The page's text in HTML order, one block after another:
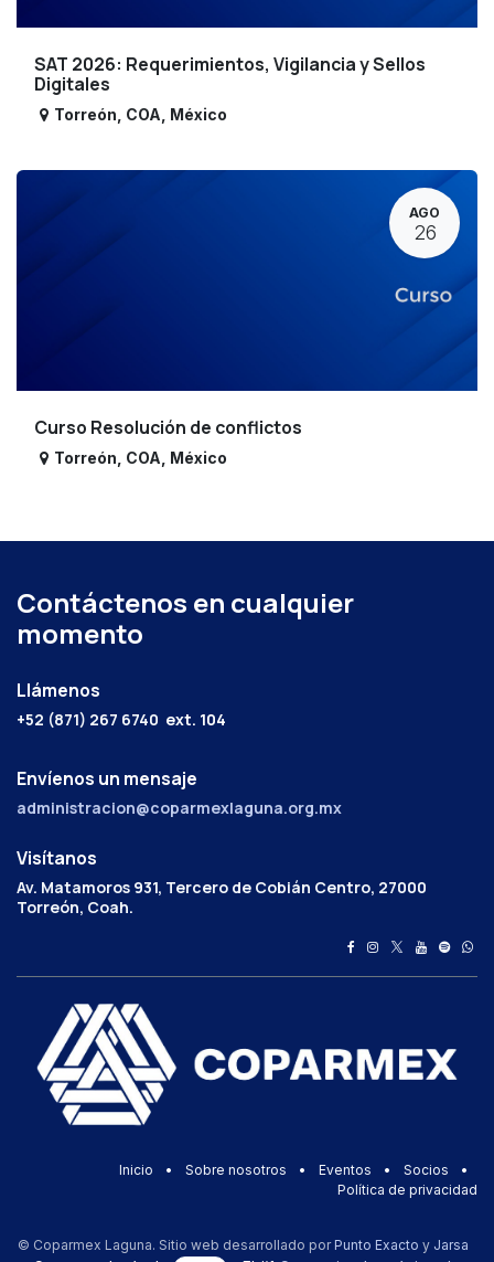
SAT 2026: Requerimientos, Vigilancia y Sellos
Digitales
Torreón COA México
AGO
26
Curso Resolución de conflictos
Torreón COA México
Contáctenos en cualquier
momento
Llámenos
+52 (871) 267 6740 ext. 104
Envíenos un mensaje
administracion@coparmexlaguna.org.mx
Visítanos
Av. Matamoros 931, Tercero de Cobián Centro, 27000
Torreón, Coah.
Inicio • Sobre nosotros • Eventos • Socios
•
Política de privacidad
© Coparmex Laguna. Sitio web desarrollado por Punto Exacto y Jarsa